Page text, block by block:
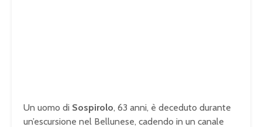
Un uomo di Sospirolo, 63 anni, è deceduto durante
un’escursione nel Bellunese, cadendo in un canale